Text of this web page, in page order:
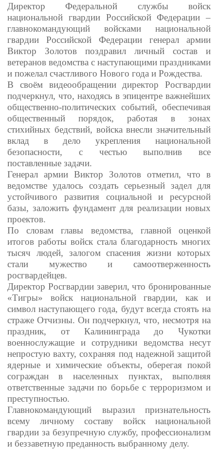
Директор Федеральной службы войск
национальной гвардии Российской Федерации –
главнокомандующий войсками национальной
гвардии Российской Федерации генерал армии
Виктор Золотов поздравил личный состав и
ветеранов ведомства с наступающими праздниками
и пожелал счастливого Нового года и Рождества.
В своём видеообращении директор Росгвардии
подчеркнул, что, находясь в эпицентре важнейших
общественно-политических событий, обеспечивая
общественный порядок, работая в зонах
стихийных бедствий, войска внесли значительный
вклад в дело укрепления национальной
безопасности, с честью выполнив все
поставленные задачи.
Генерал армии Виктор Золотов отметил, что в
ведомстве удалось создать серьезный задел для
устойчивого развития социальной и ресурсной
базы, заложить фундамент для реализации новых
проектов.
По словам главы ведомства, главной оценкой
итогов работы войск стала благодарность многих
тысяч людей, залогом спасения жизни которых
стали мужество и самоотверженность
росгвардейцев.
Директор Росгвардии заверил, что бронированные
«Тигры» войск национальной гвардии, как и
символ наступающего года, будут всегда стоять на
страже Отчизны. Он подчеркнул, что, несмотря на
праздник, от Калининграда до Чукотки
военнослужащие и сотрудники ведомства несут
непростую вахту, сохраняя под надежной защитой
ядерные и химические объекты, оберегая покой
сограждан в населенных пунктах, выполняя
ответственные задачи по борьбе с терроризмом и
преступностью.
Главнокомандующий выразил признательность
всему личному составу войск национальной
гвардии за безупречную службу, профессионализм
и беззаветную преданность выбранному делу.